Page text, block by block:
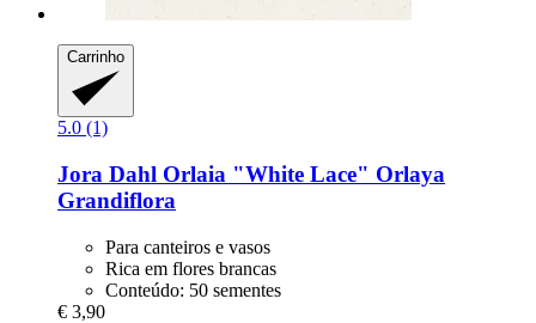
Carrinho
5.0 (1)
Jora Dahl Orlaia "White Lace" Orlaya
Grandiflora
Para canteiros e vasos
Rica em flores brancas
Conteúdo: 50 sementes
€ 3,90